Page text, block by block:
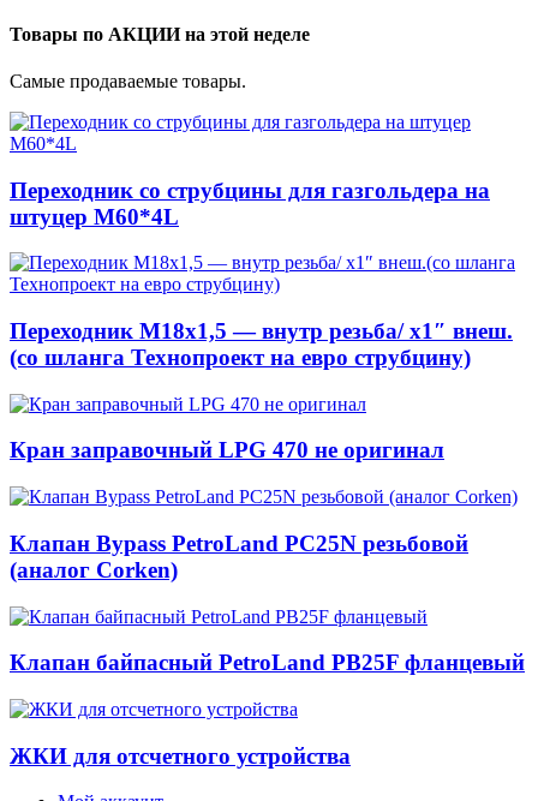
Товары по АКЦИИ на этой неделе
Самые продаваемые товары.
Переходник со струбцины для газгольдера на
штуцер М60*4L
Переходник М18х1,5 — внутр резьба/ x1″ внеш.
(со шланга Технопроект на евро струбцину)
Кран заправочный LPG 470 не оригинал
Клапан Bypass PetroLand PС25N резьбовой
(аналог Corken)
Клапан байпасный PetroLand PB25F фланцевый
ЖКИ для отсчетного устройства